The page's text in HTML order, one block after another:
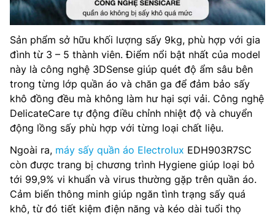
Sản phẩm sở hữu khối lượng sấy 9kg, phù hợp với gia
đình từ 3 – 5 thành viên. Điểm nổi bật nhất của model
này là công nghệ 3DSense giúp quét độ ẩm sâu bên
trong từng lớp quần áo và chăn ga để đảm bảo sấy
khô đồng đều mà không làm hư hại sợi vải. Công nghệ
DelicateCare tự động điều chỉnh nhiệt độ và chuyển
động lồng sấy phù hợp với từng loại chất liệu.
Ngoài ra, máy sấy quần áo Electrolux EDH903R7SC
còn được trang bị chương trình Hygiene giúp loại bỏ
tới 99,9% vi khuẩn và virus thường gặp trên quần áo.
Cảm biến thông minh giúp ngăn tình trạng sấy quá
khô, từ đó tiết kiệm điện năng và kéo dài tuổi thọ